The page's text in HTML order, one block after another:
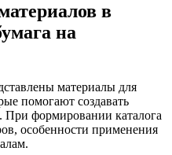
в
на
материалы для
помогают создавать
При формировании каталога
особенности применения